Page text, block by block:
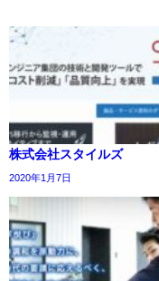
株式会社スタイルズ
2020年1月7日